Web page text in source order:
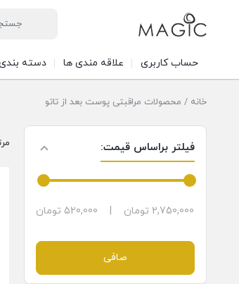
حساب کاربری علاقه مندی ها دسته
خانه / محصولات مراقبتی پوست بعد از تاتو
فیلتر براساس قیمت:
520,000 تومان | 2,750,000 تومان
صافی